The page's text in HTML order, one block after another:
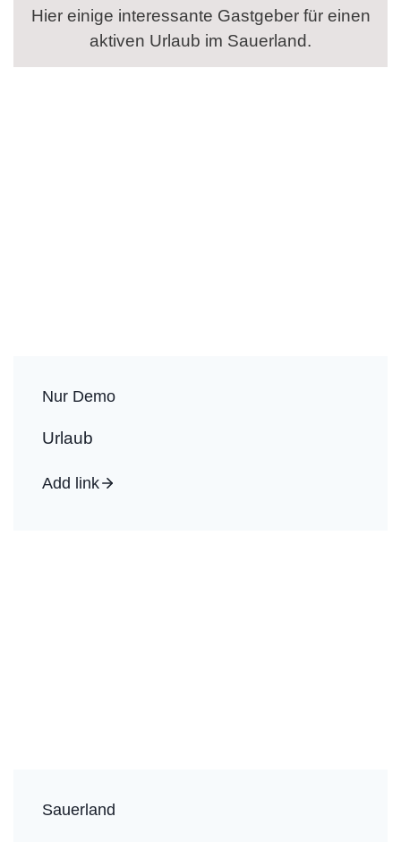
Hier einige interessante Gastgeber für einen
aktiven Urlaub im Sauerland.
Nur Demo
Urlaub
Add link
Sauerland